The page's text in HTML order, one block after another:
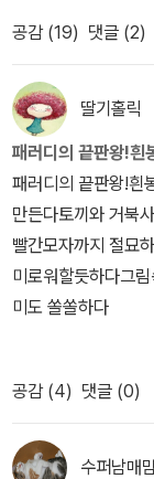
느꼈지만, 선녀와 나
에서 크게 벗어난것
특이점을 꼽으라면
것에 비해, 이 책에
네가 한번도 생각
말이 돌아왔어요.
무꾼 이야기가 없이
이야기가 되었을것
니다. 차라리 평을
욕망 하나를 가슴
이 아플것 같아요.
그림책을 내지 않
친구들의 작품도
게 냠냠~ 대부분 채
먹고, 사자 얼굴을
버무려 잘 먹었다
로 가져 간 예비1학
며 내일도 또 하고
었다고 감사하는 엄
계속 하는지도
공감 (19) 댓글 (2)
딸기홀릭
패러디의 끝판왕!흰
패러디의 끝판왕!흰
만든다토끼와 거북
빨간모자까지 절묘
미로워할듯하다그
미도 쏠쏠하다
공감 (4) 댓글 (0)
수퍼남매